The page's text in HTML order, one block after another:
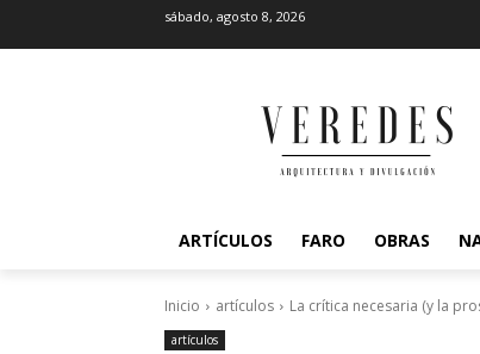
sábado, agosto 8, 2026
ARTÍCULOS FARO OBRAS
Inicio artículos La crítica necesaria (y la
artículos